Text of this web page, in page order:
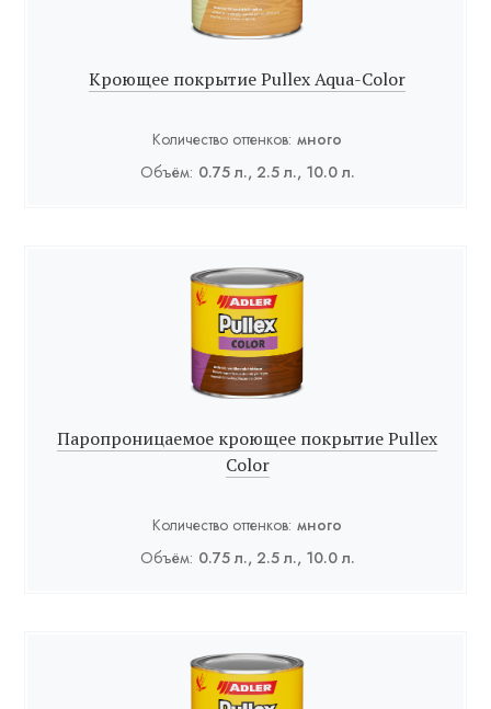
Кроющее покрытие Pullex Aqua-Color
Количество оттенков: много
Объём: 0.75 л., 2.5 л., 10.0 л.
Паропроницаемое кроющее покрытие Pullex
Color
Количество оттенков: много
Объём: 0.75 л., 2.5 л., 10.0 л.